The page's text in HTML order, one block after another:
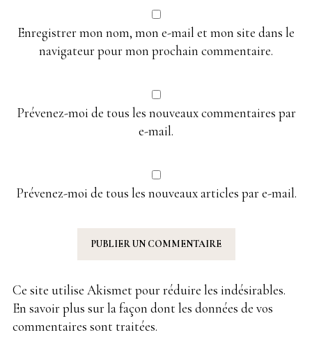
Enregistrer mon nom, mon e-mail et mon site dans le
navigateur pour mon prochain commentaire.
Prévenez-moi de tous les nouveaux commentaires par
e-mail.
Prévenez-moi de tous les nouveaux articles par e-mail.
Ce site utilise Akismet pour réduire les indésirables.
En savoir plus sur la façon dont les données de vos
commentaires sont traitées.